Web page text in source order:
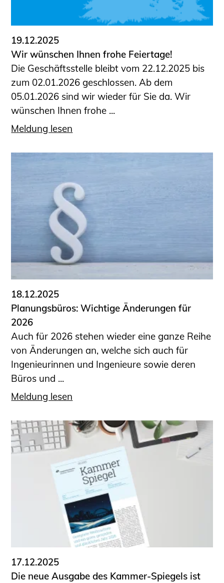
Informationen für Fortbildungsträger
Anträge, Anzeigen, Formulare
Fortbildung/Seminare
Informationen für Ingenieurinnen
und Ingenieure
Recht
Planungswettbewerbe
Publikationen
Stellenbörse
Öffentlich bestellte und vereidigte
Prüfsachverständige
Qualifizierte Tragwerksplaner/-innen
Bauvorlageberechtigte
Sachkundige für Zustands- und
Funktionsprüfung privater
Abwasserleitungen
Vereinbarungen mit
Ingenieurkammern
Büronachfolge
Zusatzqualifikationen
Geschützter Bereich
Informationen für Auftraggeber und
Verbraucher
Ingenieursuche (Mitglieder der IK-Bau
NRW)
Bauherren-ABC
Informationen für Schülerinnen,
Schüler und Studierende
Projekte für Schülerinnen und Schüler
START.ING. Das Studierenden Praxis-
Wissenswertes für Studierende
Wettbewerbe für Studierende
Kammer Newsletter
Presse
19.12.2025
Wir wünschen Ihnen frohe Feiertage!
Die Geschäftsstelle bleibt vom 22.12.2025 bis
zum 02.01.2026 geschlossen. Ab dem
05.01.2026 sind wir wieder für Sie da. Wir
wünschen Ihnen frohe ...
Meldung lesen
18.12.2025
Planungsbüros: Wichtige Änderungen für
2026
Auch für 2026 stehen wieder eine ganze Reihe
von Änderungen an, welche sich auch für
Ingenieurinnen und Ingenieure sowie deren
Büros und ...
Meldung lesen
17.12.2025
Die neue Ausgabe des Kammer-Spiegels ist